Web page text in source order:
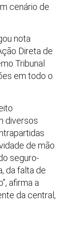
cenário de
nota
Direta de
Tribunal
em todo o
diversos
de mão
seguro-
da falta de
afirma a
da central,